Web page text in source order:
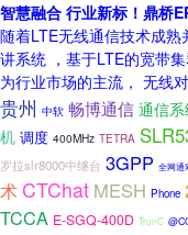
智慧融合 行业新标！鼎桥
随着LTE无线通信技术成
讲系统 ，基于LTE的宽带
为行业市场的主流， 无线
贵州 中软 畅博通信 通信
机 调度 400MHz TETRA
罗拉slr8000中继台 3GPP 全网通
术 CTChat MESH Phone
TCCA E-SGQ-400D TrunC